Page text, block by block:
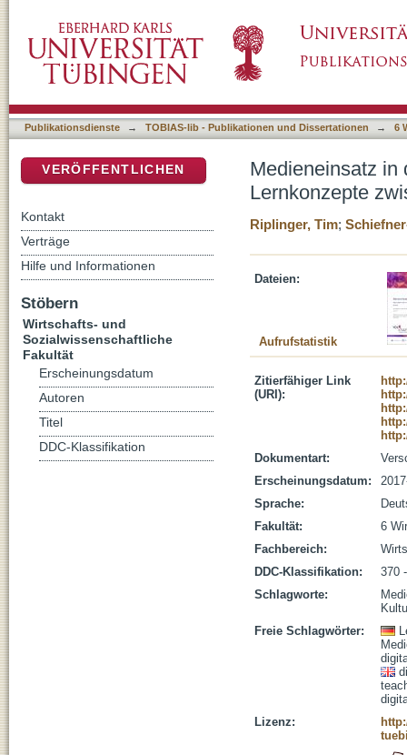
Zu-Mutung.
Publikationsdienste → TOBIAS-lib - Publikationen und Dissertationen → 6
Medieneinsatz in
Lernkonzepte
Riplinger, Tim;
Dateien:
Aufrufstatistik
Zitierfähiger Link
(URI):
Dokumentart:
Erscheinungsdatum:
Sprache:
Fakultät:
6
Fachbereich:
DDC-Klassifikation:
370
Schlagworte:
Freie Schlagwörter:
Lizenz:
VERÖFFENTLICHEN
Kontakt
Verträge
Hilfe und Informationen
Stöbern
Wirtschafts- und
Sozialwissenschaftliche
Fakultät
Erscheinungsdatum
Autoren
Titel
DDC-Klassifikation